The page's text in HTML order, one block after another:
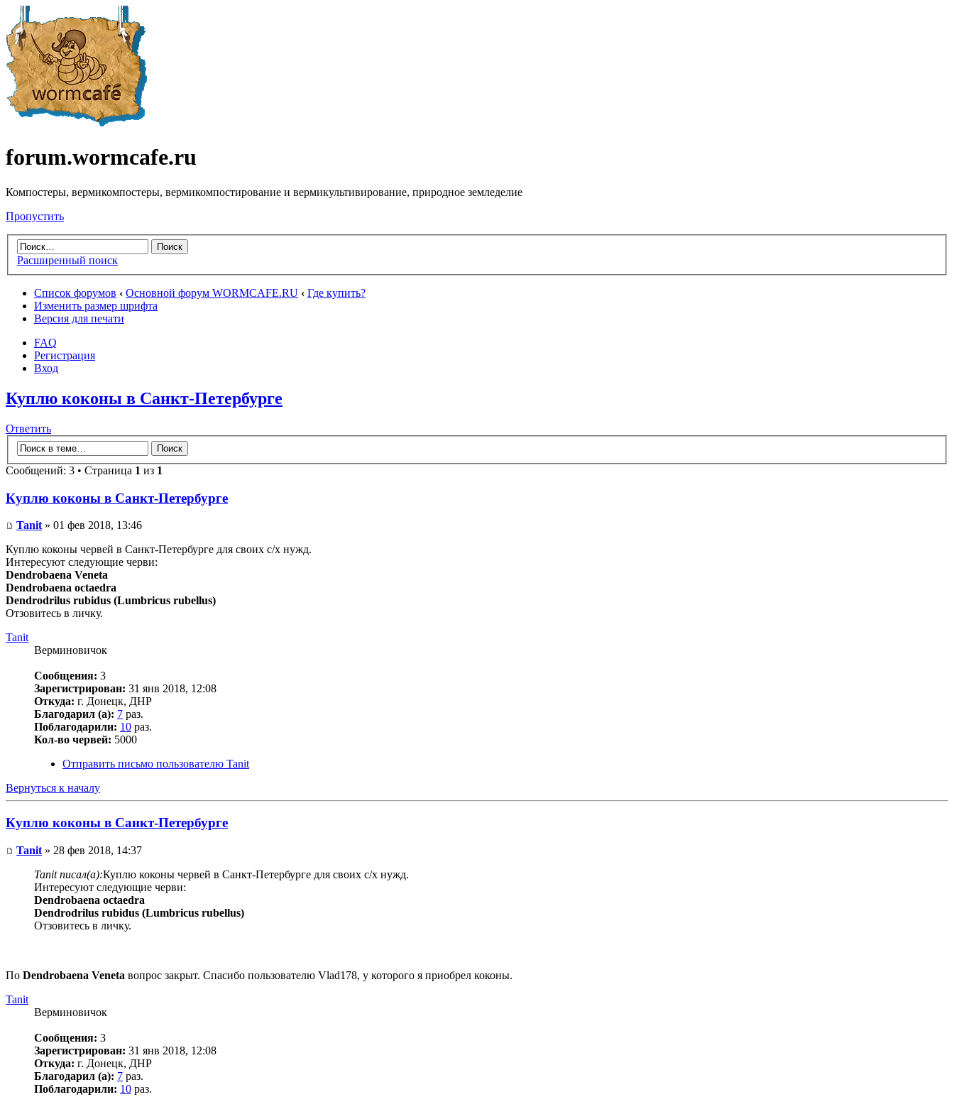
forum.wormcafe.ru
Компостеры, вермикомпостеры, вермикомпостирование и вермикультивирование, природное земледелие
Пропустить
Расширенный поиск
Список форумов ‹ Основной форум WORMCAFE.RU ‹ Где купить?
Изменить размер шрифта
Версия для печати
FAQ
Регистрация
Вход
Куплю коконы в Санкт-Петербурге
Ответить
Сообщений: 3 • Страница 1 из 1
Куплю коконы в Санкт-Петербурге
Tanit » 01 фев 2018, 13:46
Куплю коконы червей в Санкт-Петербурге для своих с/х нужд.
Интересуют следующие черви:
Dendrobaena Veneta
Dendrobaena octaedra
Dendrodrilus rubidus (Lumbricus rubellus)
Отзовитесь в личку.
Tanit
Верминовичок
Сообщения: 3
Зарегистрирован: 31 янв 2018, 12:08
Откуда: г. Донецк, ДНР
Благодарил (а): 7 раз.
Поблагодарили: 10 раз.
Кол-во червей: 5000
Отправить письмо пользователю Tanit
Вернуться к началу
Куплю коконы в Санкт-Петербурге
Tanit » 28 фев 2018, 14:37
Tanit писал(а):Куплю коконы червей в Санкт-Петербурге для своих с/х нужд.
Интересуют следующие черви:
Dendrobaena octaedra
Dendrodrilus rubidus (Lumbricus rubellus)
Отзовитесь в личку.
По Dendrobaena Veneta вопрос закрыт. Спасибо пользователю Vlad178, у которого я приобрел коконы.
Tanit
Верминовичок
Сообщения: 3
Зарегистрирован: 31 янв 2018, 12:08
Откуда: г. Донецк, ДНР
Благодарил (а): 7 раз.
Поблагодарили: 10 раз.